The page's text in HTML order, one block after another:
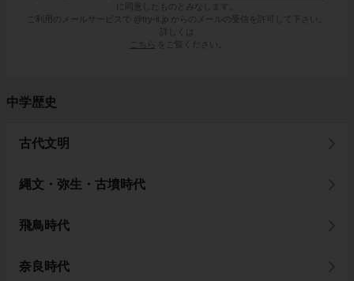
に同意したものとみなします。
ご利用のメールサービスで @try-it.jp からのメールの受信を許可して下さい。
詳しくは
こちら
をご覧ください。
中学歴史
古代文明
縄文・弥生・古墳時代
飛鳥時代
奈良時代